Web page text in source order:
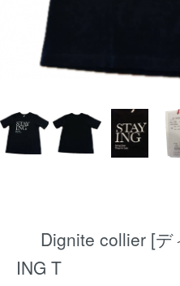
Dignite collier [デ
ING T